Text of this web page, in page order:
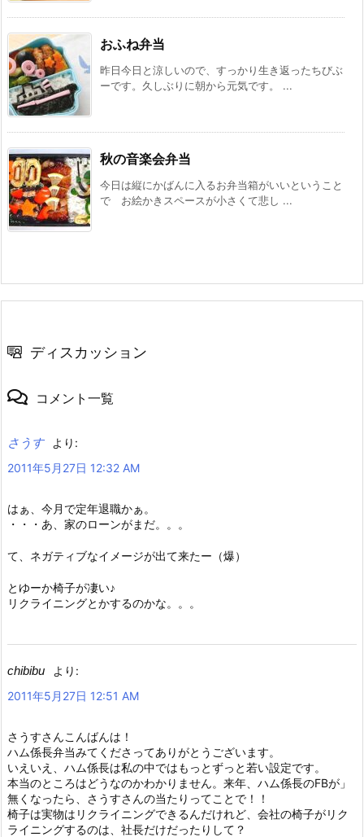
おふね弁当
昨日今日と涼しいので、すっかり生き返ったちびぶ
ーです。久しぶりに朝から元気です。 ...
秋の音楽会弁当
今日は縦にかばんに入るお弁当箱がいいということ
で お絵かきスペースが小さくて悲し ...
ディスカッション
コメント一覧
さうす
より:
2011年5月27日 12:32 AM
はぁ、今月で定年退職かぁ。
・・・あ、家のローンがまだ。。。
て、ネガティブなイメージが出て来たー（爆）
とゆーか椅子が凄い♪
リクライニングとかするのかな。。。
chibibu
より:
2011年5月27日 12:51 AM
さうすさんこんばんは！
ハム係長弁当みてくださってありがとうございます。
いえいえ、ハム係長は私の中ではもっとずっと若い設定です。
本当のところはどうなのかわかりません。来年、ハム係長のFBが」
無くなったら、さうすさんの当たりってことで！！
椅子は実物はリクライニングできるんだけれど、会社の椅子がリク
ライニングするのは、社長だけだったりして？